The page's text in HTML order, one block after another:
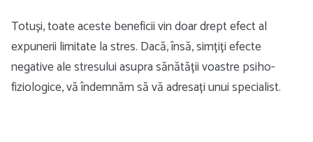
Totuși, toate aceste beneficii vin doar drept efect al
expunerii limitate la stres. Dacă, însă, simțiți efecte
negative ale stresului asupra sănătății voastre psiho-
fiziologice, vă îndemnăm să vă adresați unui specialist.